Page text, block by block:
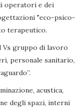
operatori e dei
"eco-psico-
terapeutico.
gruppo di lavoro
personale sanitario,
acustica,
degli spazi, interni